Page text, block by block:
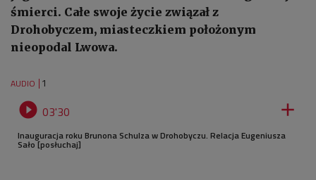
śmierci. Całe swoje życie związał z
Drohobyczem, miasteczkiem położonym
nieopodal Lwowa.
AUDIO 1
 03'30 
Inauguracja roku Brunona Schulza w Drohobyczu. Relacja Eugeniusza
Sało [posłuchaj]